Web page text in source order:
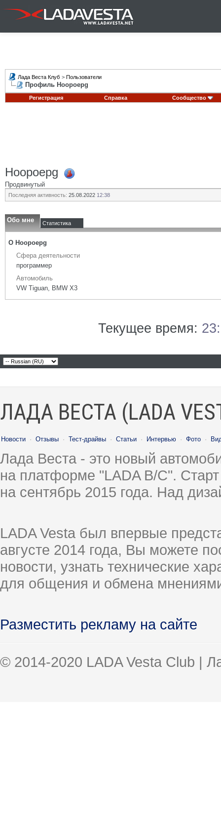
Лада Веста Клуб > Пользователи
Профиль Hoopoepg
Регистрация Справка Сообщество
Hoopoepg
Продвинутый
Последняя активность: 25.08.2022 12:38
Обо мне Статистика
О Hoopoepg
Сфера деятельности
программер
Автомобиль
VW Tiguan, BMW X3
Текущее время:
ЛАДА ВЕСТА (LADA
Новости · Отзывы · Тест-драйвы · Статьи · Интервью · Фото ·
Лада Веста - это новый
на платформе "LADA B/C".
на сентябрь 2015 года. Над
LADA Vesta был впервые
августе 2014 года, Вы можете
новости, узнать технические
для общения и обмена
Разместить рекламу на сайте
© 2014-2020 LADA Vesta Club |